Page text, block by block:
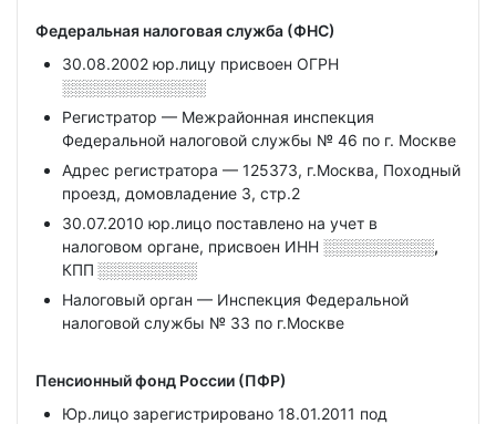
Федеральная налоговая служба (ФНС)
30.08.2002 юр.лицу присвоен ОГРН
░░░░░░░░░░░░░
Регистратор — Межрайонная инспекция
Федеральной налоговой службы № 46 по г. Москве
Адрес регистратора — 125373, г.Москва, Походный
проезд, домовладение 3, стр.2
30.07.2010 юр.лицо поставлено на учет в
налоговом органе, присвоен ИНН ░░░░░░░░░░,
КПП ░░░░░░░░░
Налоговый орган — Инспекция Федеральной
налоговой службы № 33 по г.Москве
Пенсионный фонд России (ПФР)
Юр.лицо зарегистрировано 18.01.2011 под